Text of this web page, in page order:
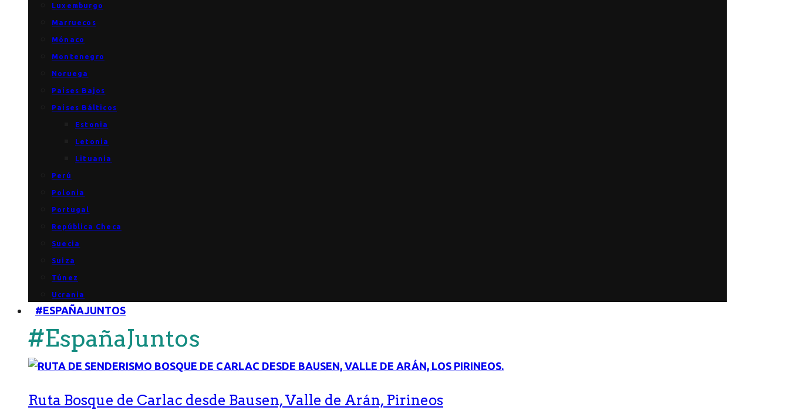
Luxemburgo
Marruecos
Mónaco
Montenegro
Noruega
Países Bajos
Países Bálticos
Estonia
Letonia
Lituania
Perú
Polonia
Portugal
República Checa
Suecia
Suiza
Túnez
Ucrania
#ESPAÑAJUNTOS
#EspañaJuntos
Ruta Bosque de Carlac desde Bausen, Valle de Arán, Pirineos